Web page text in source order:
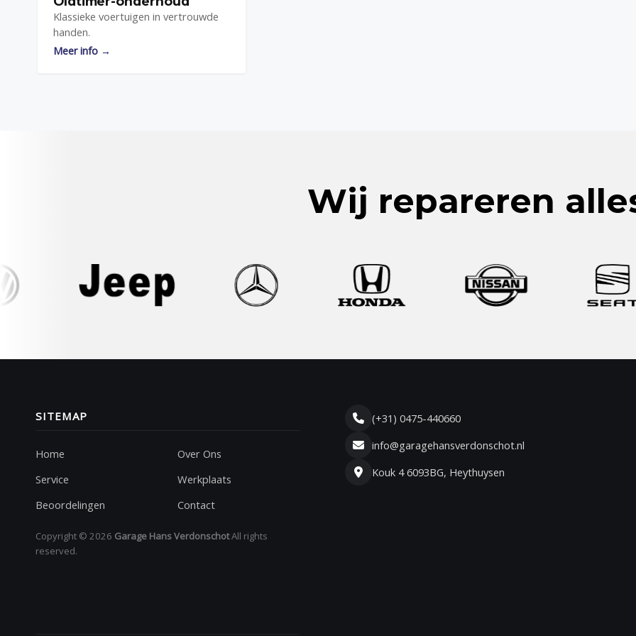
Klassieke voertuigen in vertrouwde
handen.
Meer info →
Wij repareren
Home
Over Ons
Service
Werkplaats
Beoordelingen
Contact
Copyright © 2026 Garage Hans VerdonschotAll rights
reserved.
(+31) 0475-440660
info@garagehansverdonschot.nl
Kouk 4 6093BG, Heythuysen